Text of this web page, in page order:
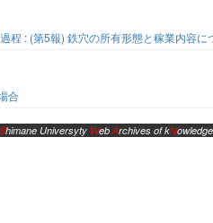
程 : (第5報) 鉄穴の所有形態と稼業内容に
合
Shimane Universyty WebArchives of kNowledge